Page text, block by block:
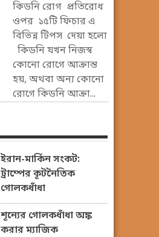
কিডনি রোগ প্রতিরোধ
ওপর ১৫টি ফিচার এ
বিভিন্ন টিপস দেয়া হলো
কিডনি যখন নিজস্ব
কোনো রোগে আক্রান্ত
হয়, অথবা অন্য কোনো
রোগে কিডনি আক্রা...
ইরান-মার্কিন সংকট:
ট্রাম্পের কূটনৈতিক
গোলকধাঁধা
শূন্যের গোলকধাঁধা অঙ্ক
করার ম্যাজিক